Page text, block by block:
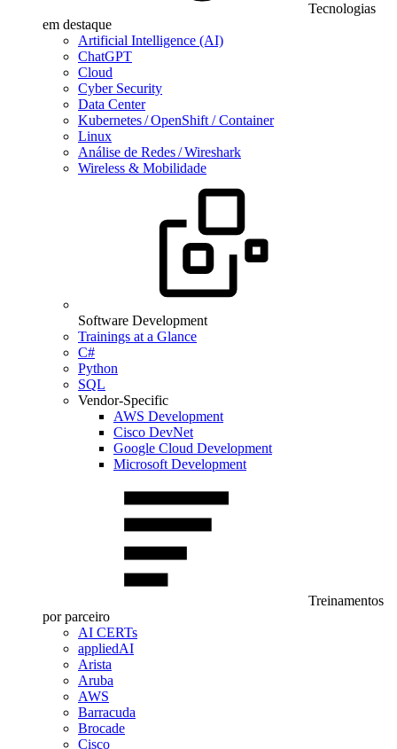
Tecnologias
em destaque
Artificial Intelligence (AI)
ChatGPT
Cloud
Cyber Security
Data Center
Kubernetes / OpenShift / Container
Linux
Análise de Redes / Wireshark
Wireless & Mobilidade
Software Development
Trainings at a Glance
C#
Python
SQL
Vendor-Specific
AWS Development
Cisco DevNet
Google Cloud Development
Microsoft Development
Treinamentos
por parceiro
AI CERTs
appliedAI
Arista
Aruba
AWS
Barracuda
Brocade
Cisco